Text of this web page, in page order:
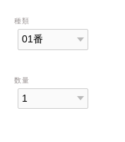
種類
数量